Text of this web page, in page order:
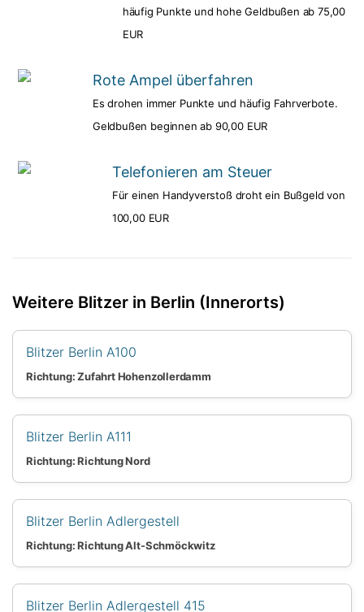
häufig Punkte und hohe Geldbußen ab 75,00
EUR
Rote Ampel überfahren
Es drohen immer Punkte und häufig Fahrverbote.
Geldbußen beginnen ab 90,00 EUR
Telefonieren am Steuer
Für einen Handyverstoß droht ein Bußgeld von
100,00 EUR
Weitere Blitzer in Berlin (Innerorts)
Blitzer Berlin A100
Richtung: Zufahrt Hohenzollerdamm
Blitzer Berlin A111
Richtung: Richtung Nord
Blitzer Berlin Adlergestell
Richtung: Richtung Alt-Schmöckwitz
Blitzer Berlin Adlergestell 415